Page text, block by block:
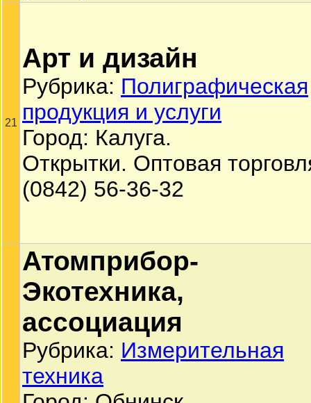
21
Арт и дизайн
Рубрика: Полиграфическая
продукция и услуги
Город: Калуга.
Открытки. Оптовая
(0842) 56-36-32
Атомприбор-
Экотехника,
ассоциация
Рубрика: Измерительная
техника